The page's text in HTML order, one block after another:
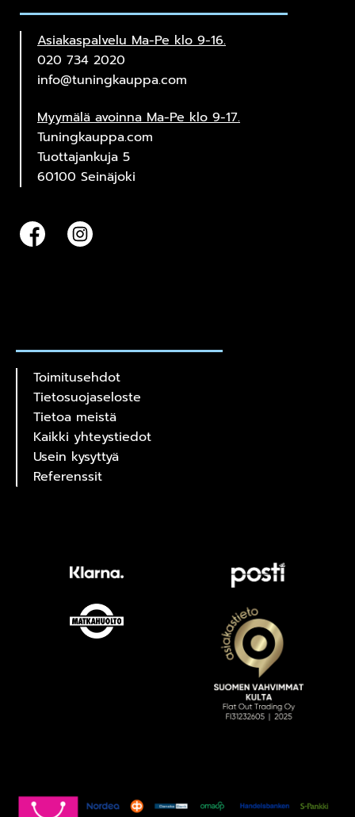
Asiakaspalvelu Ma-Pe klo 9-16.
020 734 2020
info@tuningkauppa.com
Myymälä avoinna Ma-Pe klo 9-17.
Tuningkauppa.com
Tuottajankuja 5
60100 Seinäjoki
Toimitusehdot
Tietosuojaseloste
Tietoa meistä
Kaikki yhteystiedot
Usein kysyttyä
Referenssit